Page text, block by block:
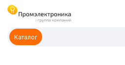
Каталог